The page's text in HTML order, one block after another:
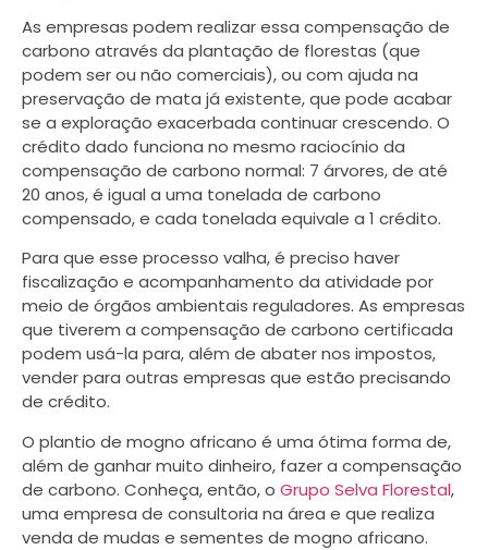
As empresas podem realizar essa compensação de
carbono através da plantação de florestas (que
podem ser ou não comerciais), ou com ajuda na
preservação de mata já existente, que pode acabar
se a exploração exacerbada continuar crescendo. O
crédito dado funciona no mesmo raciocínio da
compensação de carbono normal: 7 árvores, de até
20 anos, é igual a uma tonelada de carbono
compensado, e cada tonelada equivale a 1 crédito.
Para que esse processo valha, é preciso haver
fiscalização e acompanhamento da atividade por
meio de órgãos ambientais reguladores. As empresas
que tiverem a compensação de carbono certificada
podem usá-la para, além de abater nos impostos,
vender para outras empresas que estão precisando
de crédito.
O plantio de mogno africano é uma ótima forma de,
além de ganhar muito dinheiro, fazer a compensação
de carbono. Conheça, então, o Grupo Selva Florestal,
uma empresa de consultoria na área e que realiza
venda de mudas e sementes de mogno africano.